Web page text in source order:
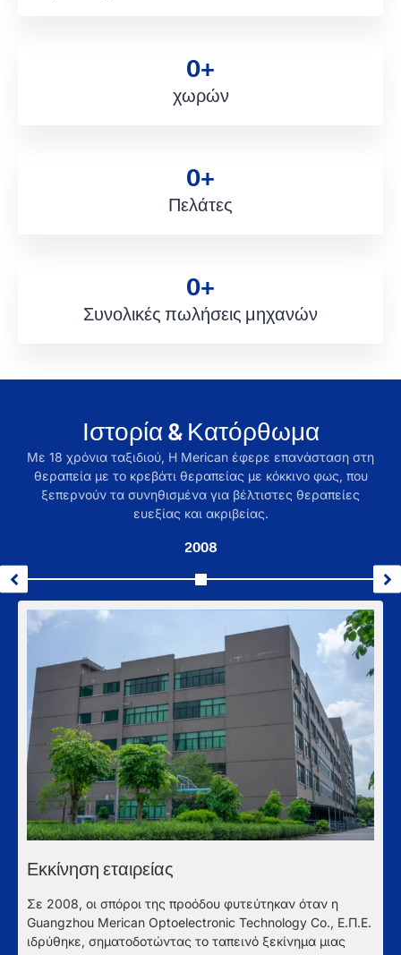
χωρών
0+
Πελάτες
0+
Συνολικές πωλήσεις μηχανών
0+
Ιστορία & Κατόρθωμα
Με 18 χρόνια ταξιδιού, Η Merican έφερε επανάσταση στη
θεραπεία με το κρεβάτι θεραπείας με κόκκινο φως, που
ξεπερνούν τα συνηθισμένα για βέλτιστες θεραπείες
ευεξίας και ακριβείας.
2008
Εκκίνηση εταιρείας
Σε 2008, οι σπόροι της προόδου φυτεύτηκαν όταν η
Guangzhou Merican Optoelectronic Technology Co., Ε.Π.Ε.
ιδρύθηκε, σηματοδοτώντας το ταπεινό ξεκίνημα μιας